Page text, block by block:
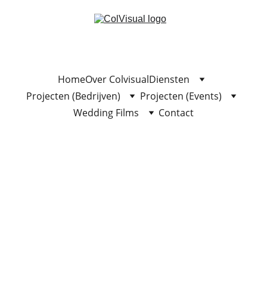
HomeOver ColvisualDiensten
Projecten (Bedrijven)
Projecten (Events)
Wedding Films
Contact